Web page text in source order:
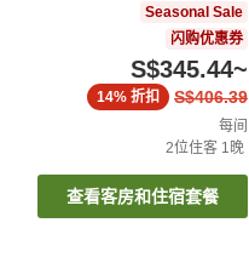
Seasonal Sale
闪购优惠券
S$345.44~
S$406.39
14% 折扣
每间
2位住客 1晚
查看客房和住宿套餐